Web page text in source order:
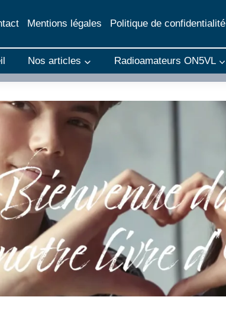
Mentions légales Politique de confidentialité
Nos articles Radioamateurs ON5VL